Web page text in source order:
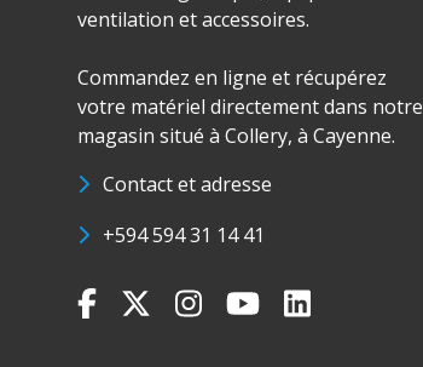
ventilation et accessoires.
Commandez en ligne et récupérez
votre matériel directement dans notre
magasin situé à Collery, à Cayenne.
Contact et adresse
+594 594 31 14 41